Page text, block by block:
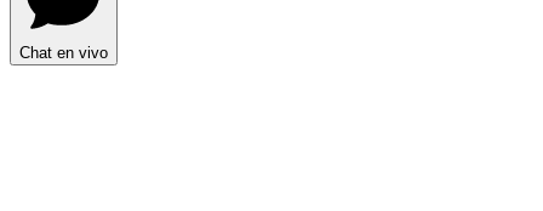
Chat en vivo